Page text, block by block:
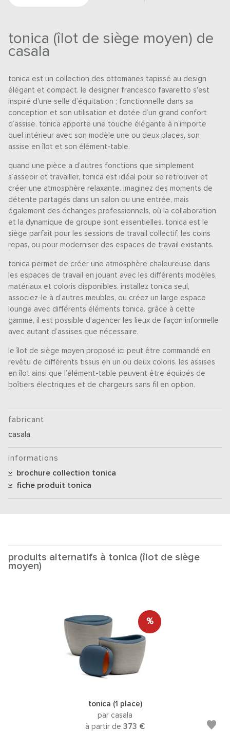
tonica (îlot de siège moyen) de
casala
tonica est un collection des ottomanes tapissé au design
élégant et compact. le designer francesco favaretto s'est
inspiré d'une selle d’équitation ; fonctionnelle dans sa
conception et son utilisation et dotée d’un grand confort
d’assise. tonica apporte une touche élégante à n’importe
quel intérieur avec son modèle une ou deux places, son
assise en îlot et son élément-table.
quand une pièce a d’autres fonctions que simplement
s’asseoir et travailler, tonica est idéal pour se retrouver et
créer une atmosphère relaxante. imaginez des moments de
détente partagés dans un salon ou une entrée, mais
également des échanges professionnels, où la collaboration
et la dynamique de groupe sont essentielles. tonica est le
siège parfait pour les sessions de travail collectif, les coins
repas, ou pour moderniser des espaces de travail existants.
tonica permet de créer une atmosphère chaleureuse dans
les espaces de travail en jouant avec les différents modèles,
matériaux et coloris disponibles. installez tonica seul,
associez-le à d’autres meubles, ou créez un large espace
lounge avec différents éléments tonica. grâce à cette
gamme, il est possible d’agencer les lieux de façon informelle
avec autant d’assises que nécessaire.
le îlot de siège moyen proposé ici peut être commandé en
revêtu de différents tissus en un ou deux coloris. les assises
en îlot ainsi que l’élément-table peuvent être équipés de
boîtiers électriques et de chargeurs sans fil en option.
fabricant
casala
informations
brochure collection tonica
fiche produit tonica
produits alternatifs à tonica (îlot de siège
moyen)
%
tonica (1 place)
par casala
à partir de 373 €